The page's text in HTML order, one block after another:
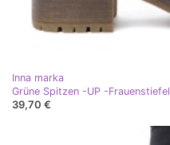
Inna marka
Grüne Spitzen -UP -Frauenstiefel
39,70 €